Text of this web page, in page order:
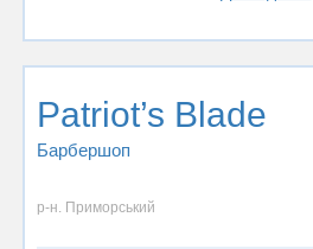
Patriot’s Blade
Барбершоп
р-н. Приморський